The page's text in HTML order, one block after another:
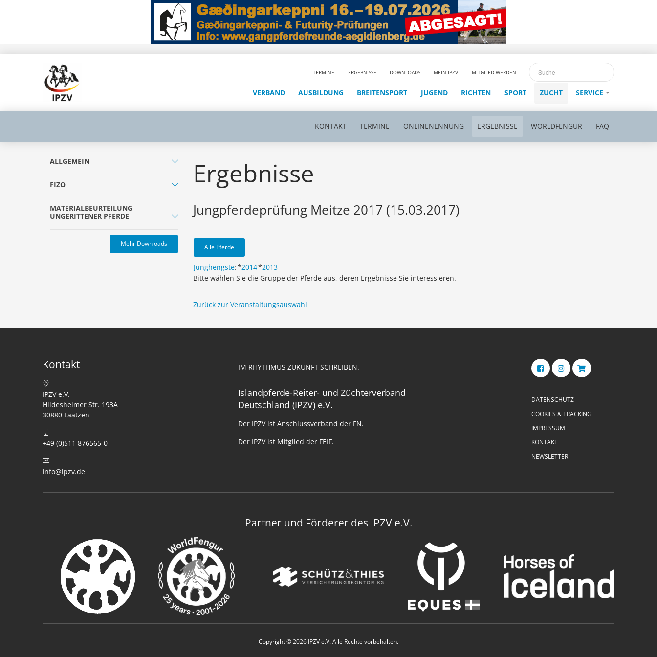
TERMINE ERGEBNISSE DOWNLOADS MEIN.IPZV MITGLIED WERDEN
VERBAND AUSBILDUNG BREITENSPORT JUGEND RICHTEN SPORT ZUCHT SERVICE
KONTAKT TERMINE ONLINENENNUNG ERGEBNISSE WORLDFENGUR FAQ
ALLGEMEIN
FIZO
MATERIALBEURTEILUNG
UNGERITTENER PFERDE
Mehr Downloads
Ergebnisse
Jungpferdeprüfung Meitze 2017 (15.03.2017)
Alle Pferde
Junghengste:*2014*2013
Bitte wählen Sie die Gruppe der Pferde aus, deren Ergebnisse Sie interessieren.
Zurück zur Veranstaltungsauswahl
Kontakt
IPZV e.V.
Hildesheimer Str. 193A
30880 Laatzen
+49 (0)511 876565-0
info@ipzv.de
IM RHYTHMUS ZUKUNFT SCHREIBEN.
Islandpferde-Reiter- und Züchterverband
Deutschland (IPZV) e.V.
Der IPZV ist Anschlussverband der FN.
Der IPZV ist Mitglied der FEIF.
DATENSCHUTZ
COOKIES & TRACKING
IMPRESSUM
KONTAKT
NEWSLETTER
Partner und Förderer des IPZV e.V.
Copyright © 2026 IPZV e.V. Alle Rechte vorbehalten.